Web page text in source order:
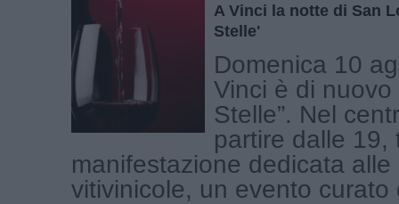
A Vinci la notte di San
Stelle'
Domenica 10
Vinci è di nuovo
Stelle”. Nel
partire dalle 19,
manifestazione dedicata
vitivinicole, un evento curato